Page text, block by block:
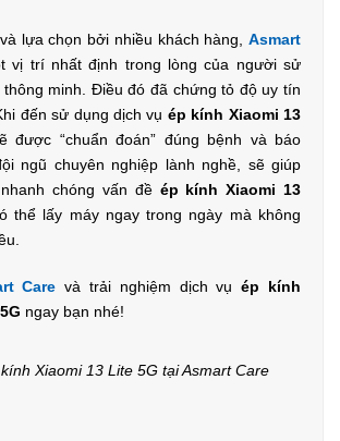
lựa chọn bởi nhiều khách hàng, Asmart
vị trí nhất định trong lòng của người sử
minh. Điều đó đã chứng tỏ độ uy tín
đến sử dụng dịch vụ ép kính Xiaomi 13
được “chuẩn đoán” đúng bệnh và báo
ngũ chuyên nghiệp lành nghề, sẽ giúp
chóng vấn đề ép kính Xiaomi 13
thể lấy máy ngay trong ngày mà không
Care và trải nghiệm dịch vụép kính
ngay bạn nhé!
Xiaomi 13 Lite 5G tại Asmart Care